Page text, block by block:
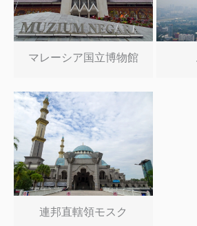
マレーシア国立博物館
連邦直轄領モスク